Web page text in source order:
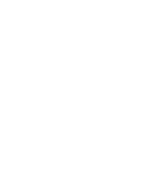
les « tentatives